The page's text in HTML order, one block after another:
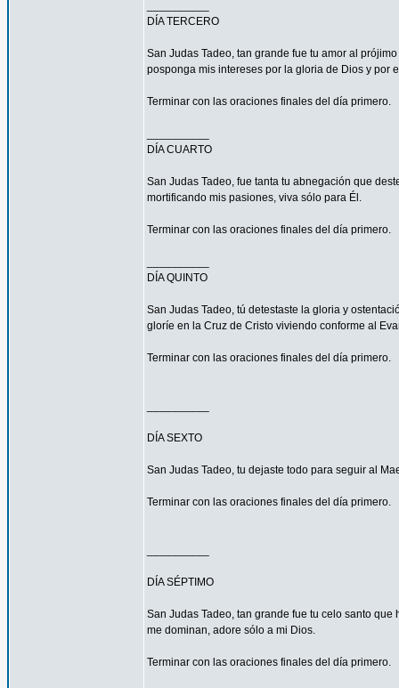
DÍA TERCERO
San Judas Tadeo, tan grande fue tu amor al
posponga mis intereses por la gloria de Dios y por
Terminar con las oraciones finales del día primero.
DÍA CUARTO
San Judas Tadeo, fue tanta tu abnegación que
mortificando mis pasiones, viva sólo para Él.
Terminar con las oraciones finales del día primero.
DÍA QUINTO
San Judas Tadeo, tú detestaste la gloria y
gloríe en la Cruz de Cristo viviendo conforme al
Terminar con las oraciones finales del día primero.
DÍA SEXTO
San Judas Tadeo, tu dejaste todo para seguir al
Terminar con las oraciones finales del día primero.
DÍA SÉPTIMO
San Judas Tadeo, tan grande fue tu celo santo
me dominan, adore sólo a mi Dios.
Terminar con las oraciones finales del día primero.